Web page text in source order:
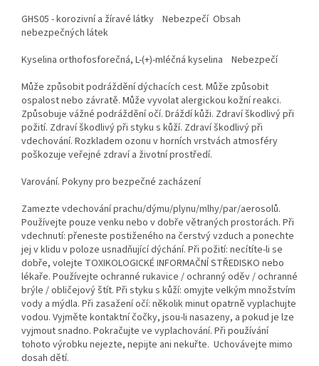
GHS05 - korozivní a žíravé látky Nebezpečí Obsah
nebezpečných látek
Kyselina orthofosforečná, L-(+)-mléčná kyselina Nebezpečí
Může způsobit podráždění dýchacích cest. Může způsobit
ospalost nebo závratě. Může vyvolat alergickou kožní reakci.
Způsobuje vážné podráždění očí. Dráždí kůži. Zdraví škodlivý při
požití. Zdraví škodlivý při styku s kůží. Zdraví škodlivý při
vdechování. Rozkladem ozonu v horních vrstvách atmosféry
poškozuje veřejné zdraví a životní prostředí.
Varování. Pokyny pro bezpečné zacházení
Zamezte vdechování prachu/dýmu/plynu/mlhy/par/aerosolů.
Používejte pouze venku nebo v dobře větraných prostorách. Při
vdechnutí: přeneste postiženého na čerstvý vzduch a ponechte
jej v klidu v poloze usnadňující dýchání. Při požití: necítíte-li se
dobře, volejte TOXIKOLOGICKÉ INFORMAČNÍ STŘEDISKO nebo
lékaře. Používejte ochranné rukavice / ochranný oděv / ochranné
brýle / obličejový štít. Při styku s kůží: omyjte velkým množstvím
vody a mýdla. Při zasažení očí: několik minut opatrně vyplachujte
vodou. Vyjměte kontaktní čočky, jsou-li nasazeny, a pokud je lze
vyjmout snadno. Pokračujte ve vyplachování. Při používání
tohoto výrobku nejezte, nepijte ani nekuřte. Uchovávejte mimo
dosah dětí.